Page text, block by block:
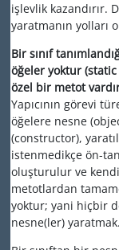
işlevlik kazandırır.
yaratmanın yolları
Bir sınıf
öğeler yoktur (static
özel bir metot
Yapıcının görevi
öğelere nesne
(constructor),
istenmedikçe ön-
oluşturulur ve
metotlardan
yoktur; yani hiçbir
nesne(ler) yaratmak.